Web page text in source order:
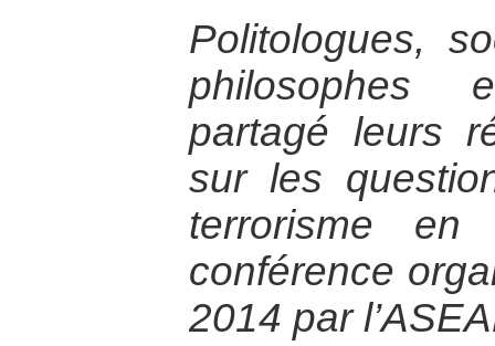
Politologues,
philosophes
partagé leurs
sur les
terrorisme en
conférence
2014 par